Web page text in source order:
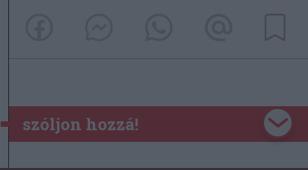
szóljon hozzá!